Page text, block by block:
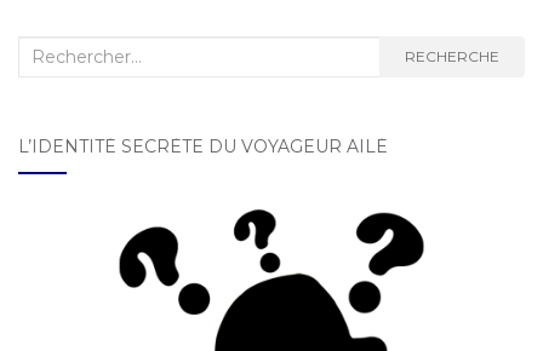
Recherche : RECHERCHE
L’IDENTITÉ SECRÈTE DU VOYAGEUR AILÉ